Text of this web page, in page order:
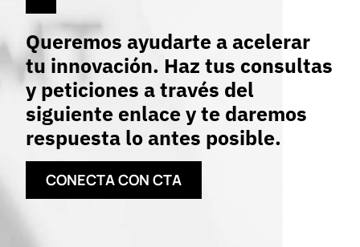
Queremos ayudarte a acelerar
tu innovación. Haz tus consultas
y peticiones a través del
siguiente enlace y te daremos
respuesta lo antes posible.
CONECTA CON CTA